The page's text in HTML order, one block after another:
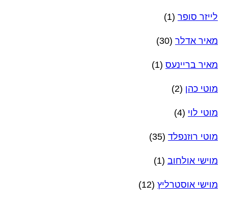
לייזר סופר (1)
מאיר אדלר (30)
מאיר בריינעס (1)
מוטי כהן (2)
מוטי לוי (4)
מוטי רוזנפלד (35)
מוישי אולחוב (1)
מוישי אוסטרליץ (12)